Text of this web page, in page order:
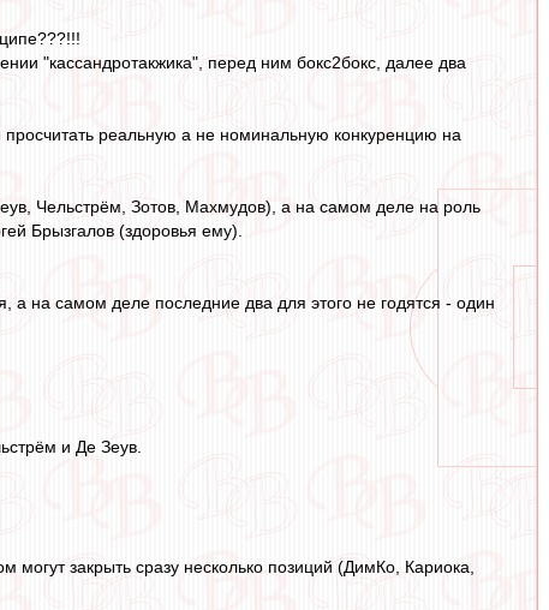
"кассандротакжика", перед ним бокс2бокс, далее два
реальную а не номинальную конкуренцию на
Чельстрём, Зотов, Махмудов), а на самом деле на роль
Брызгалов (здоровья ему).
на самом деле последние два для этого не годятся - один
и Де Зеув.
могут закрыть сразу несколько позиций (ДимКо, Кариока,